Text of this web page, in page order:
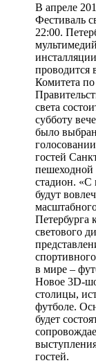
В апреле
Фестиваль
22:00.
проводится
Комитета
света
субботу
было
гостей
пешеходной
стадион. «С
будут
Петербурга
светового
в мире –
Новое 3D-
столицы,
футболе.
будет
гостей.